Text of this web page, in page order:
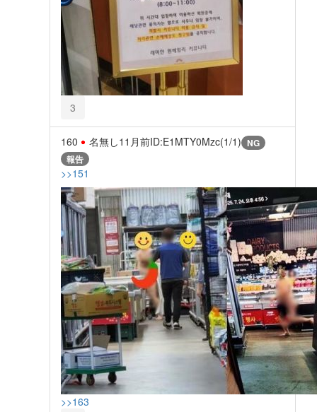
3
160 名無し11月前ID:E1MTY0Mzc(1/1) NG
報告
>>151
>>163